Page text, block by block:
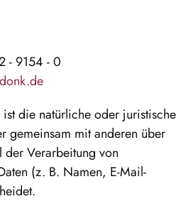
- 9154 - 0
die natürliche oder juristische
gemeinsam mit anderen über
Verarbeitung von
(z. B. Namen, E-Mail-